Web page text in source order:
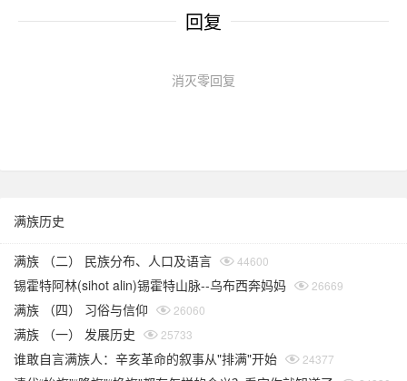
回复
消灭零回复
满族历史
满族 （二） 民族分布、人口及语言 44600
锡霍特阿林(sihot alin)锡霍特山脉--乌布西奔妈妈 26669
满族 （四） 习俗与信仰 26060
满族 （一） 发展历史 25733
谁敢自言满族人：辛亥革命的叙事从"排满"开始 24377